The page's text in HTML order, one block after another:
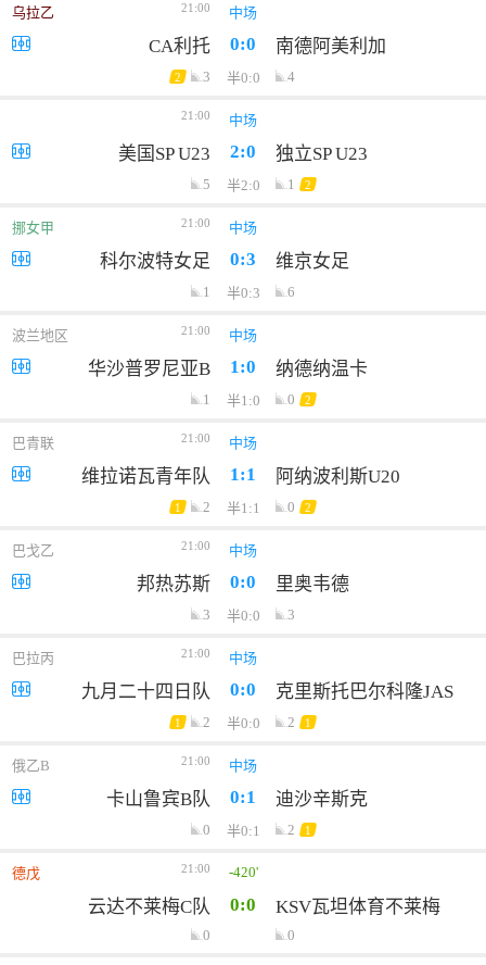
乌拉乙 21:00 中场
CA利托 0:0 南德阿美利加
2 3 半0:0 4
21:00 中场
美国SP U23 2:0 独立SP U23
5 半2:0 1 2
挪女甲 21:00 中场
科尔波特女足 0:3 维京女足
1 半0:3 6
波兰地区 21:00 中场
华沙普罗尼亚B 1:0 纳德纳温卡
1 半1:0 0 2
巴青联 21:00 中场
维拉诺瓦青年队 1:1 阿纳波利斯U20
1 2 半1:1 0 2
巴戈乙 21:00 中场
邦热苏斯 0:0 里奥韦德
3 半0:0 3
巴拉丙 21:00 中场
九月二十四日队 0:0 克里斯托巴尔科隆JAS
1 2 半0:0 2 1
俄乙B 21:00 中场
卡山鲁宾B队 0:1 迪沙辛斯克
0 半0:1 2 1
德戊 21:00 -420'
云达不莱梅C队 0:0 KSV瓦坦体育不莱梅
0 0